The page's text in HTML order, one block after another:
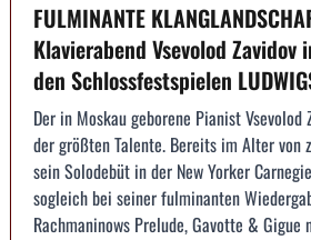
FULMINANTE
Klavierabend Vsevolod Zavidov
den Schlossfestspielen
Der in Moskau geborene Pianist
der größten Talente. Bereits im Alter von
sein Solodebüt in der New Yorker
sogleich bei seiner fulminanten
Rachmaninows Prelude, Gavotte & Gigue